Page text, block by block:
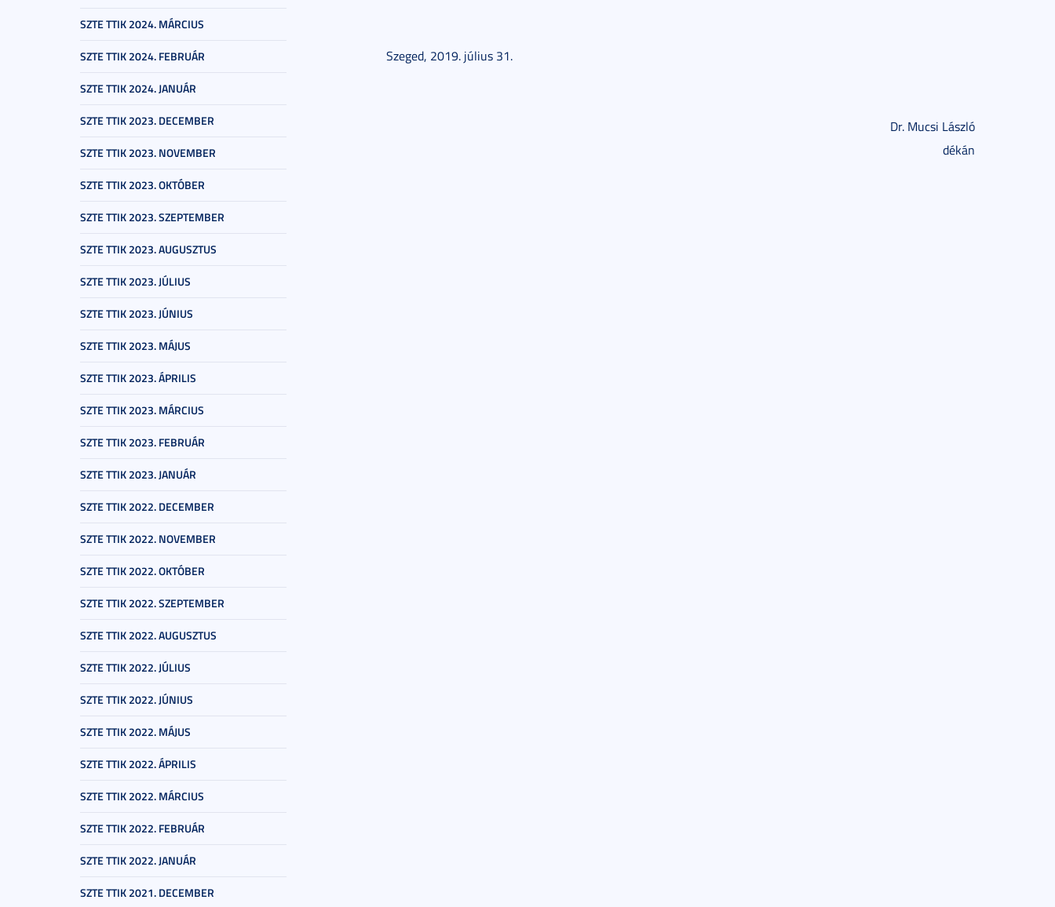
SZTE TTIK 2024. MÁRCIUS
SZTE TTIK 2024. FEBRUÁR
SZTE TTIK 2024. JANUÁR
SZTE TTIK 2023. DECEMBER
SZTE TTIK 2023. NOVEMBER
SZTE TTIK 2023. OKTÓBER
SZTE TTIK 2023. SZEPTEMBER
SZTE TTIK 2023. AUGUSZTUS
SZTE TTIK 2023. JÚLIUS
SZTE TTIK 2023. JÚNIUS
SZTE TTIK 2023. MÁJUS
SZTE TTIK 2023. ÁPRILIS
SZTE TTIK 2023. MÁRCIUS
SZTE TTIK 2023. FEBRUÁR
SZTE TTIK 2023. JANUÁR
SZTE TTIK 2022. DECEMBER
SZTE TTIK 2022. NOVEMBER
SZTE TTIK 2022. OKTÓBER
SZTE TTIK 2022. SZEPTEMBER
SZTE TTIK 2022. AUGUSZTUS
SZTE TTIK 2022. JÚLIUS
SZTE TTIK 2022. JÚNIUS
SZTE TTIK 2022. MÁJUS
SZTE TTIK 2022. ÁPRILIS
SZTE TTIK 2022. MÁRCIUS
SZTE TTIK 2022. FEBRUÁR
SZTE TTIK 2022. JANUÁR
SZTE TTIK 2021. DECEMBER
Szeged, 2019. július 31.
Dr. Mucsi László
dékán